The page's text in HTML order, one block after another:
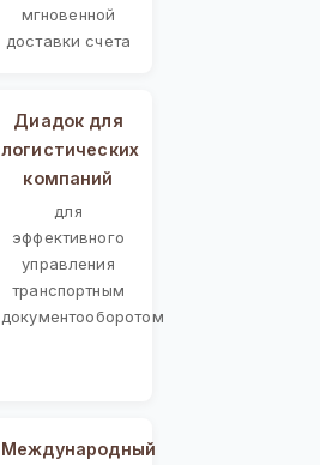
мгновенной
доставки счета
Диадок для
логистических
компаний
для
эффективного
управления
транспортным
документооборотом
Международный